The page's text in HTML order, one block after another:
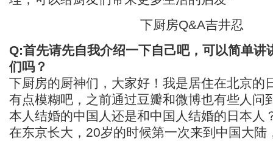
下厨房Q&A吉井忍
Q:首先请先自我介绍一下自己吧，可以简单讲
们吗？
下厨房的厨神们，大家好！我是居住在北京的
有点模糊吧，之前通过豆瓣和微博也有些人问
本人结婚的中国人还是和中国人结婚的日本人
在东京长大，20岁的时候第一次来到中国大陆